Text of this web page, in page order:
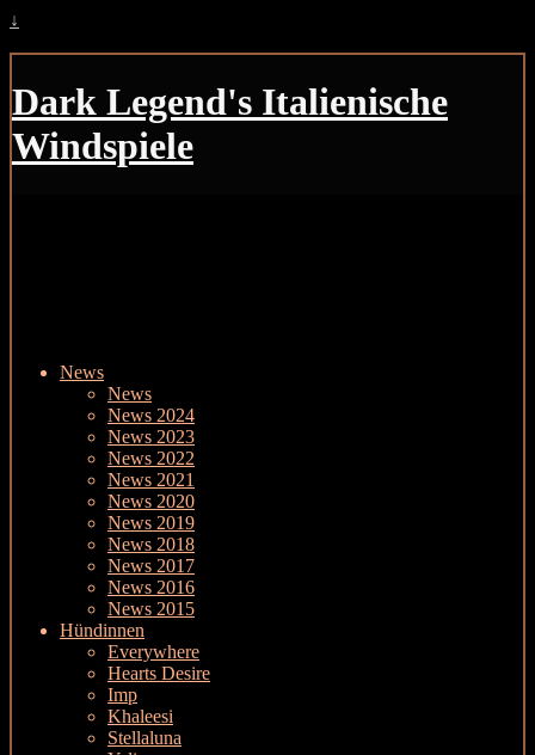
↓
Dark Legend's Italienische
Windspiele
News
News
News 2024
News 2023
News 2022
News 2021
News 2020
News 2019
News 2018
News 2017
News 2016
News 2015
Hündinnen
Everywhere
Hearts Desire
Imp
Khaleesi
Stellaluna